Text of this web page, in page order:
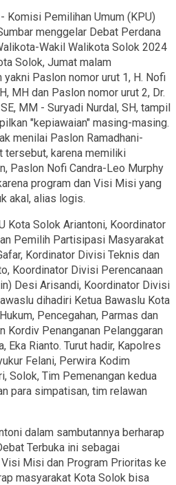
- Komisi Pemilihan Umum (KPU)
menggelar Debat Perdana
Wakil Walikota Solok 2024
Solok, Jumat malam
Paslon nomor urut 1, H. Nofi
MH dan Paslon nomor urut 2, Dr.
MM - Suryadi Nurdal, SH, tampil
"kepiawaian" masing-masing.
menilai Paslon Ramadhani-
tersebut, karena memiliki
Paslon Nofi Candra-Leo Murphy
program dan Visi Misi yang
akal, alias logis.
Kota Solok Ariantoni, Koordinator
Pemilih Partisipasi Masyarakat
Kordinator Divisi Teknis dan
Koordinator Divisi Perencanaan
Desi Arisandi, Koordinator Divisi
dihadiri Ketua Bawaslu Kota
Pencegahan, Parmas dan
Kordiv Penanganan Pelanggaran
Eka Rianto. Turut hadir, Kapolres
Felani, Perwira Kodim
Solok, Tim Pemenangan kedua
para simpatisan, tim relawan
dalam sambutannya berharap
Terbuka ini sebagai
Misi dan Program Prioritas ke
masyarakat Kota Solok bisa